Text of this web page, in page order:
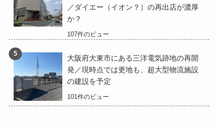
／ダイエー（イオン？）の再出店が濃厚
か？
107件のビュー
大阪府大東市にある三洋電気跡地の再開
発／現時点では更地も、超大型物流施設
の建設を予定
101件のビュー